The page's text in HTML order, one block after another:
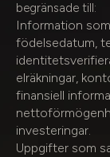
begränsade till:
Information
födelsedatum,
elräkningar,
finansiell
investeringar.
Uppgifter som